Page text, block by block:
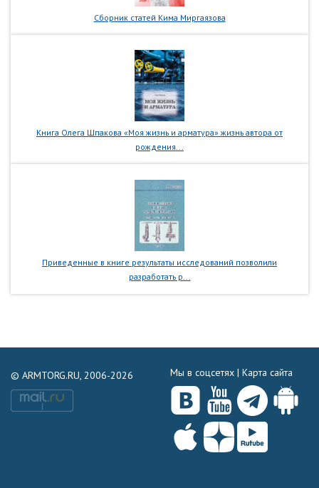
Сборник статей Кима Миргаязова
Книга Олега Шпакова «Моя жизнь и арматура» жизнь автора от
рождения...
Приведенные в книге результаты исследований позволили
разработать р...
© ARMTORG.RU, 2006-2026 Мы в соцсетях | Карта сайта